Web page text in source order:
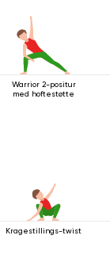
Warrior 2-positur
med hoftestøtte
Kragestillings-twist